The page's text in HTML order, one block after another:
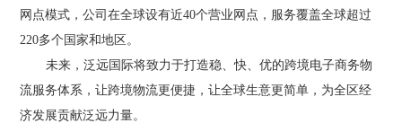
网点模式，公司在全球设有近40个营业网点，服务覆盖全球超过
220多个国家和地区。
未来，泛远国际将致力于打造稳、快、优的跨境电子商务物
流服务体系，让跨境物流更便捷，让全球生意更简单，为全区经
济发展贡献泛远力量。